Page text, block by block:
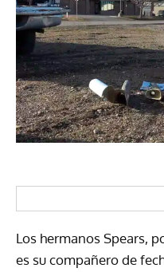
Los hermanos Spears,
es su compañero de